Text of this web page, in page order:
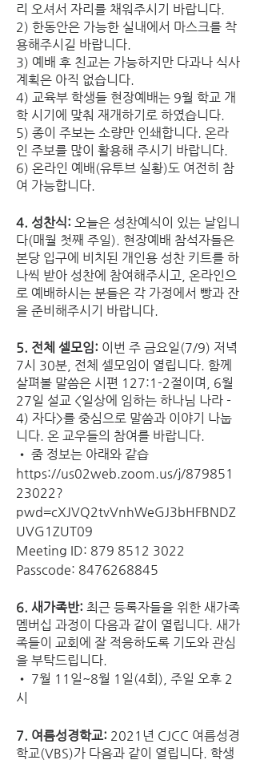
리 오셔서 자리를 채워주시기 바랍니다.
2) 한동안은 가능한 실내에서 마스크를 착
용해주시길 바랍니다.
3) 예배 후 친교는 가능하지만 다과나 식사
계획은 아직 없습니다.
4) 교육부 학생들 현장예배는 9월 학교 개
학 시기에 맞춰 재개하기로 하였습니다.
5) 종이 주보는 소량만 인쇄합니다. 온라
인 주보를 많이 활용해 주시기 바랍니다.
6) 온라인 예배(유투브 실황)도 여전히 참
여 가능합니다.
4. 성찬식: 오늘은 성찬예식이 있는 날입니
다(매월 첫째 주일). 현장예배 참석자들은
본당 입구에 비치된 개인용 성찬 키트를 하
나씩 받아 성찬에 참여해주시고, 온라인으
로 예배하시는 분들은 각 가정에서 빵과 잔
을 준비해주시기 바랍니다.
5. 전체 셀모임: 이번 주 금요일(7/9) 저녁
7시 30분, 전체 셀모임이 열립니다. 함께
살펴볼 말씀은 시편 127:1-2절이며, 6월
27일 설교 <일상에 임하는 하나님 나라 -
4) 자다>를 중심으로 말씀과 이야기 나눕
니다. 온 교우들의 참여를 바랍니다.
• 줌 정보는 아래와 같습
https://us02web.zoom.us/j/879851
23022?
pwd=cXJVQ2tvVnhWeGJ3bHFBNDZ
UVG1ZUT09
Meeting ID: 879 8512 3022
Passcode: 8476268845
6. 새가족반: 최근 등록자들을 위한 새가족
멤버십 과정이 다음과 같이 열립니다. 새가
족들이 교회에 잘 적응하도록 기도와 관심
을 부탁드립니다.
• 7월 11일~8월 1일(4회), 주일 오후 2
시
7. 여름성경학교: 2021년 CJCC 여름성경
학교(VBS)가 다음과 같이 열립니다. 학생